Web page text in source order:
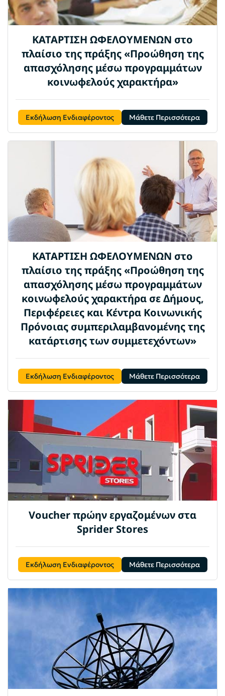
ΚΑΤΑΡΤΙΣΗ ΩΦΕΛΟΥΜΕΝΩΝ στο
πλαίσιο της πράξης «Προώθηση της
απασχόλησης μέσω προγραμμάτων
κοινωφελούς χαρακτήρα»
Εκδήλωση Ενδιαφέροντος Μάθετε Περισσότερα
ΚΑΤΑΡΤΙΣΗ ΩΦΕΛΟΥΜΕΝΩΝ στο
πλαίσιο της πράξης «Προώθηση της
απασχόλησης μέσω προγραμμάτων
κοινωφελούς χαρακτήρα σε Δήμους,
Περιφέρειες και Κέντρα Κοινωνικής
Πρόνοιας συμπεριλαμβανομένης της
κατάρτισης των συμμετεχόντων»
Εκδήλωση Ενδιαφέροντος Μάθετε Περισσότερα
Voucher πρώην εργαζομένων στα
Sprider Stores
Εκδήλωση Ενδιαφέροντος Μάθετε Περισσότερα